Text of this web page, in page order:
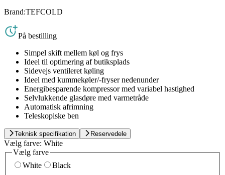
Brand:TEFCOLD
På bestilling
Simpel skift mellem køl og frys
Ideel til optimering af butiksplads
Sidevejs ventileret køling
Ideel med kummekøler/-fryser nedenunder
Energibesparende kompressor med variabel hastighed
Selvlukkende glasdøre med varmetråde
Automatisk afrimning
Teleskopiske ben
Teknisk specifikation Reservedele
Vælg farve: White
Vælg farve
White
Black